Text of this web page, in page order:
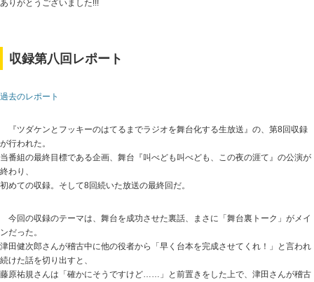
ありがとうございました!!!
収録第八回レポート
過去のレポート
『ツダケンとフッキーのはてるまでラジオを舞台化する生放送』の、第8回収録
が行われた。
当番組の最終目標である企画、舞台『叫べども叫べども、この夜の涯て』の公演が
終わり、
初めての収録。そして8回続いた放送の最終回だ。
今回の収録のテーマは、舞台を成功させた裏話、まさに「舞台裏トーク」がメイ
ンだった。
津田健次郎さんが稽古中に他の役者から「早く台本を完成させてくれ！」と言われ
続けた話を切り出すと、
藤原祐規さんは「確かにそうですけど……」と前置きをした上で、津田さんが稽古